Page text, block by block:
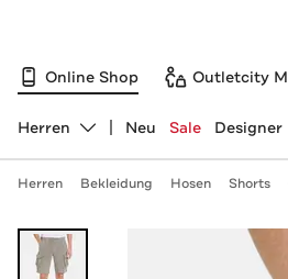
Online Shop Outletcity
Abteilung ändern, ausgewählt:
Herren Neu Sale Designer
Herren Bekleidung Hosen Shorts